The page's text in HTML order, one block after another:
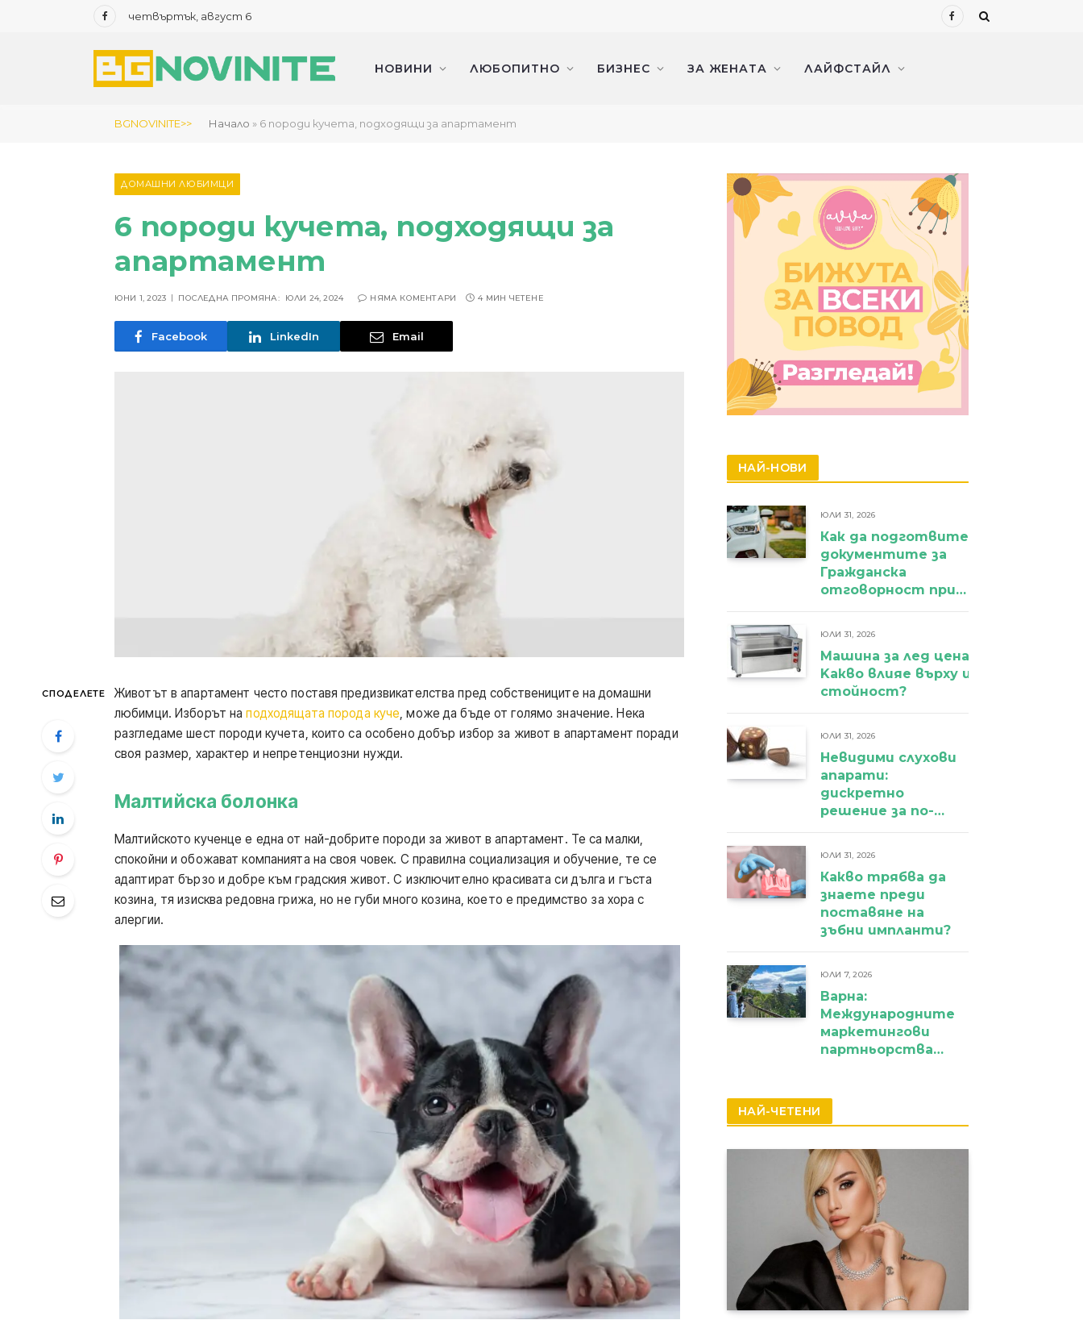
Facebook
четвъртък, август 6 Facebook
НОВИНИ ЛЮБОПИТНО БИЗНЕС ЗА ЖЕНАТА ЛАЙФСТАЙЛ
BGNOVINITE>> Начало » 6 породи кучета, подходящи за апартамент
ДОМАШНИ ЛЮБИМЦИ
6 породи кучета, подходящи за
апартамент
ЮНИ 1, 2023 ПОСЛЕДНА ПРОМЯНА: ЮЛИ 24, 2024 НЯМА КОМЕНТАРИ 4 МИН ЧЕТЕНЕ
Facebook LinkedIn Email
СПОДЕЛЕТЕ
Животът в апартамент често поставя предизвикателства пред собствениците на домашни
любимци. Изборът наподходящата порода куче , може да бъде от голямо значение. Нека
разгледаме шест породи кучета, които са особено добър избор за живот в апартамент поради
своя размер, характер и непретенциозни нужди.
Малтийска болонка
Малтийското кученце е една от най-добрите породи за живот в апартамент. Те са малки,
спокойни и обожават компанията на своя човек. С правилна социализация и обучение, те се
адаптират бързо и добре към градския живот. С изключително красивата си дълга и гъста
козина, тя изисква редовна грижа, но не губи много козина, което е предимство за хора с
алергии.
НАЙ-НОВИ
ЮЛИ 31, 2026
Как да подготвите
документите за
Гражданска
отговорност при
ЮЛИ 31, 2026
Машина за лед цена:
Kакво влияе върху избора и
стойност?
ЮЛИ 31, 2026
Невидими слухови
апарати:
дискретно
решение за по-
ЮЛИ 31, 2026
Какво трябва да
знаете преди
поставяне на
зъбни импланти?
ЮЛИ 7, 2026
Варна:
Международните
маркетингови
партньорства
НАЙ-ЧЕТЕНИ